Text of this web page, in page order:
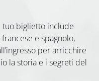
tuo biglietto include
e spagnolo,
per arricchire
la storia e i segreti del